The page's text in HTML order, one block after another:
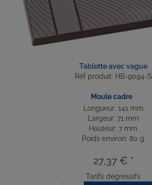
Tablette avec vague
Réf produit: HB-9094-S
Moule cadre
Longueur: 141 mm
Largeur: 71 mm
Hauteur: 7 mm
Poids environ: 80 g
27,37 € *
Tarifs dégressifs